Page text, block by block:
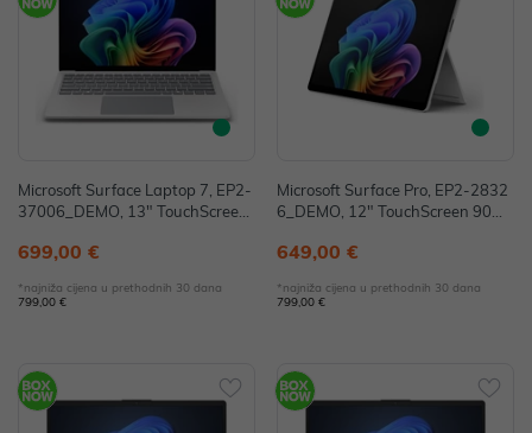
Microsoft Surface Laptop 7, EP2-
37006_DEMO, 13" TouchScreen,
B SSD, W11H, Sivi (bez punjača)
699,00 €
*najniža cijena u prethodnih 30 dana
799,00 €
Microsoft Surface Pro, EP2-2832
6_DEMO, 12" TouchScreen 90H
GB SSD, W11H, Sivi (bez punjač
649,00 €
*najniža cijena u prethodnih 30 dana
799,00 €